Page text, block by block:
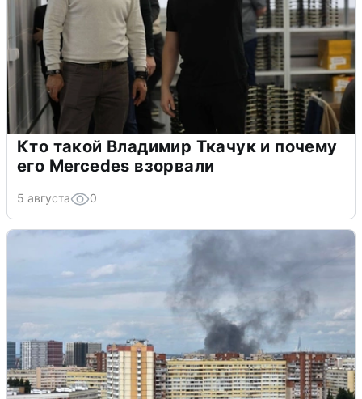
Кто такой Владимир Ткачук и почему
его Mercedes взорвали
5 августа 0